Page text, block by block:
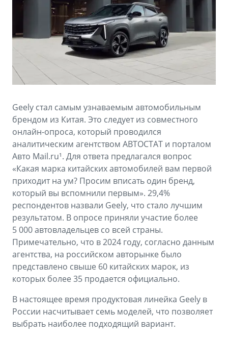
OKAVANGO MONJARO
от 4 349 990 ₽*
PREFACE
от 3 079 990 ₽*
GEELY EX5
от 3 769 990 ₽*
Аксессуары
Зарядные устройства
ФИНАНСЫ И УСЛУГИ
Автокредит
Страхование
GEELY Лизинг
Советы по эксплуатации
Спецпредложения
ПОДДЕРЖКА
Помощь на дорогах
Сервисная книжка
Вопросы и ответы
Geely стал самым узнаваемым автомобильным
брендом из Китая. Это следует из совместного
онлайн-опроса, который проводился
аналитическим агентством АВТОСТАТ и порталом
Авто Mail.ru¹. Для ответа предлагался вопрос
«Какая марка китайских автомобилей вам первой
приходит на ум? Просим вписать один бренд,
который вы вспомнили первым». 29,4%
респондентов назвали Geely, что стало лучшим
результатом. В опросе приняли участие более
5 000 автовладельцев со всей страны.
Примечательно, что в 2024 году, согласно данным
агентства, на российском авторынке было
представлено свыше 60 китайских марок, из
которых более 35 продается официально.
В настоящее время продуктовая линейка Geely в
России насчитывает семь моделей, что позволяет
выбрать наиболее подходящий вариант.